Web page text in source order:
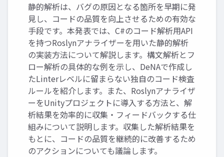
静的解析は、バグの原因となる箇所を早期に発
見し、コードの品質を向上させるための有効な
手段です。本発表では、C#のコード解析用API
を持つRoslynアナライザーを用いた静的解析
の実装方法について解説します。構文解析とフ
ロー解析の具体的な例を示し、DeNAで作成し
たLinterレベルに留まらない独自のコード検査
ルールを紹介します。また、Roslynアナライザ
ーをUnityプロジェクトに導入する方法と、解
析結果を効率的に収集・フィードバックする仕
組みについて説明します。収集した解析結果を
もとに、コードの品質を継続的に改善するため
のアクションについても議論します。